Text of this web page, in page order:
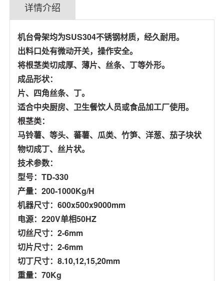
详情介绍
机台骨架均为SUS304不锈钢材质，经久耐用。
出料口处有微动开关，操作安全。
将根茎类切成厚、薄片、丝条、丁等外形。
成品形状：
片、四角丝条、丁。
适合中央厨房、卫生餐饮人员或食品加工厂使用。
根茎类：
马铃薯、等头、蕃薯、瓜类、竹笋、洋葱、茄子块状
物切成丁、丝片状。
技术参数：
型号：TD-330
产量：200-1000Kg/H
机器尺寸：600x500x9000mm
电源：220V单相50HZ
切丝尺寸：2-6mm
切片尺寸：2-6mm
切丁尺寸：8.10,12,15,20mm
重量：70Kg